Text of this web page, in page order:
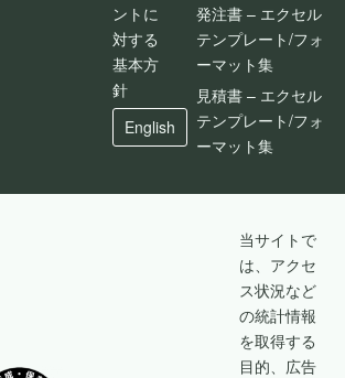
ントに
対する
基本方
針
English
発注書 – エクセル
テンプレート/フォ
ーマット集
見積書 – エクセル
テンプレート/フォ
ーマット集
当サイトで
は、アクセ
ス状況など
の統計情報
を取得する
目的、広告